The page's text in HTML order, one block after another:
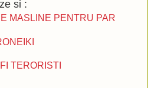
si :
MASLINE PENTRU PAR
TERORISTI